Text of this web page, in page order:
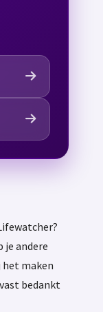
je andere
het maken
bedankt